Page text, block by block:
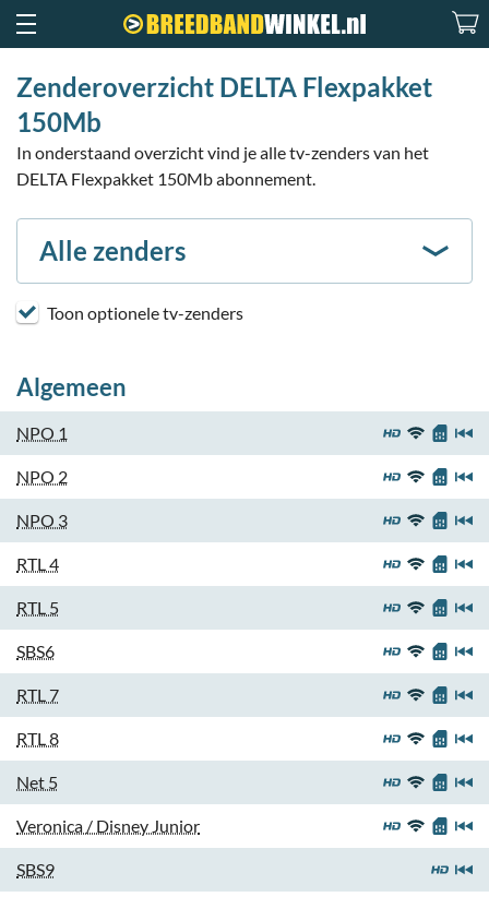
Zenderoverzicht DELTA Flexpakket
150Mb
In onderstaand overzicht vind je alle tv-zenders van het
DELTA Flexpakket 150Mb abonnement.
Alle zenders
Toon optionele tv-zenders
Algemeen
NPO 1
NPO 2
NPO 3
RTL 4
RTL 5
SBS6
RTL 7
RTL 8
Net 5
Veronica / Disney Junior
SBS9